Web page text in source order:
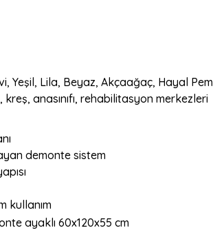
Yeşil, Lila, Beyaz, Akçaağaç, Hayal
kreş, anasınıfı, rehabilitasyon merkezleri
demonte sistem
kullanım